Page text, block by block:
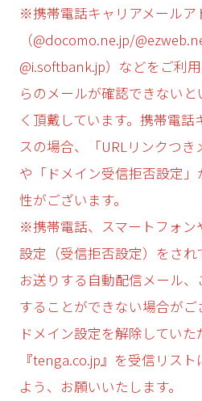
※携帯電話キャリアメールア
（@docomo.ne.jp/
@i.softbank.jp）などをご利
らのメールが確認できない
く頂戴しています。携帯電話
スの場合、「URLリンクつき
や「ドメイン受信拒否設定
性がございます。
※携帯電話、スマートフォン
設定（受信拒否設定）をされ
お送りする自動配信メール
することができない場合が
ドメイン設定を解除してい
『tenga.co.jp』を受信リス
よう、お願いいたします。